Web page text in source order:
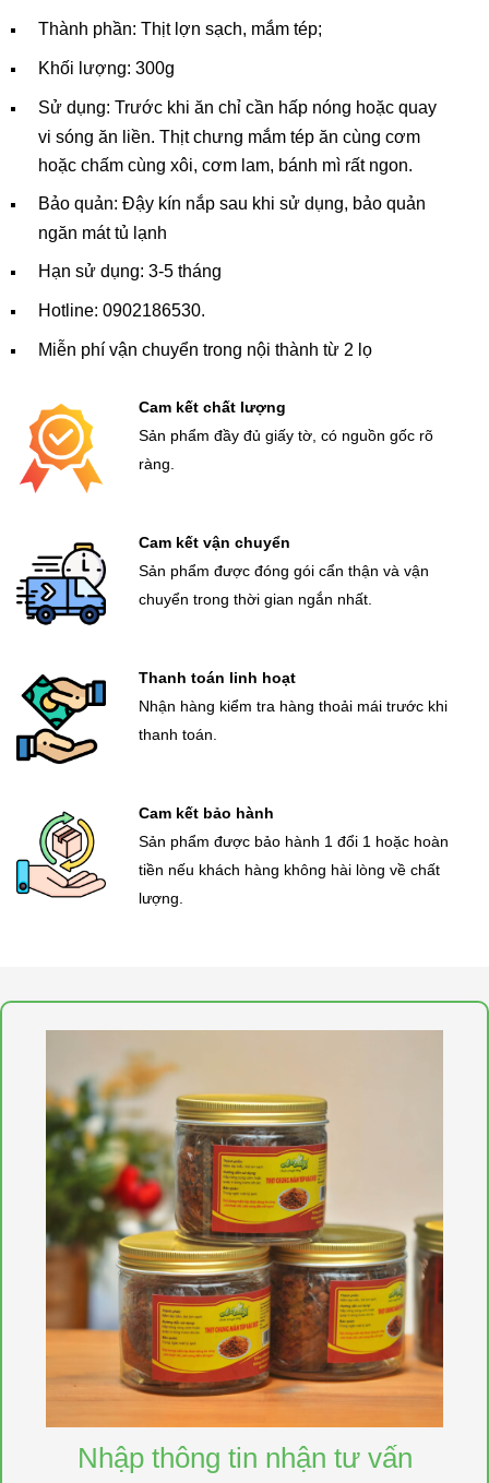
Thành phần: Thịt lợn sạch, mắm tép;
Khối lượng: 300g
Sử dụng: Trước khi ăn chỉ cần hấp nóng hoặc quay
vi sóng ăn liền. Thịt chưng mắm tép ăn cùng cơm
hoặc chấm cùng xôi, cơm lam, bánh mì rất ngon.
Bảo quản: Đậy kín nắp sau khi sử dụng, bảo quản
ngăn mát tủ lạnh
Hạn sử dụng: 3-5 tháng
Hotline: 0902186530.
Miễn phí vận chuyển trong nội thành từ 2 lọ
Cam kết chất lượng
Sản phẩm đầy đủ giấy tờ, có nguồn gốc rõ
ràng.
Cam kết vận chuyển
Sản phẩm được đóng gói cẩn thận và vận
chuyển trong thời gian ngắn nhất.
Thanh toán linh hoạt
Nhận hàng kiểm tra hàng thoải mái trước khi
thanh toán.
Cam kết bảo hành
Sản phẩm được bảo hành 1 đổi 1 hoặc hoàn
tiền nếu khách hàng không hài lòng về chất
lượng.
Nhập thông tin nhận tư vấn